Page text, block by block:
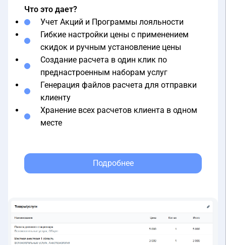
Учет Акций и Программы лояльности
Гибкие настройки цены с применением
скидок и ручным установление цены
Создание расчета в один клик по
преднастроенным наборам услуг
Генерация файлов расчета для отправки
клиенту
Хранение всех расчетов клиента в одном
месте